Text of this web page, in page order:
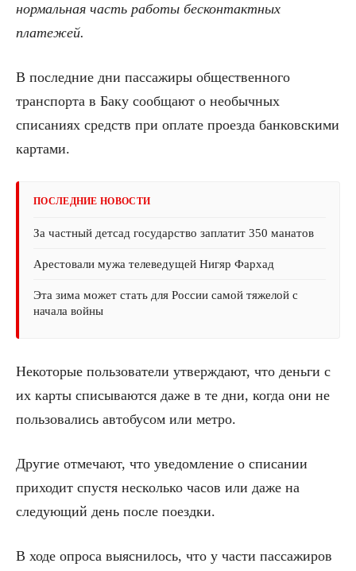
нормальная часть работы бесконтактных
платежей.
В последние дни пассажиры общественного
транспорта в Баку сообщают о необычных
списаниях средств при оплате проезда банковскими
картами.
ПОСЛЕДНИЕ НОВОСТИ
За частный детсад государство заплатит 350 манатов
Арестовали мужа телеведущей Нигяр Фархад
Эта зима может стать для России самой тяжелой с
начала войны
Некоторые пользователи утверждают, что деньги с
их карты списываются даже в те дни, когда они не
пользовались автобусом или метро.
Другие отмечают, что уведомление о списании
приходит спустя несколько часов или даже на
следующий день после поездки.
В ходе опроса выяснилось, что у части пассажиров